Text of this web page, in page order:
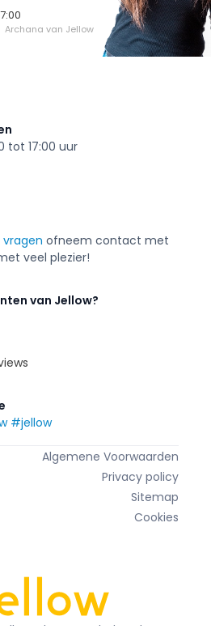
Archana van Jellow
tot 17:00 uur
ofneem contact met
veel plezier!
van Jellow?
#jellow
Algemene Voorwaarden
Privacy policy
Sitemap
Cookies